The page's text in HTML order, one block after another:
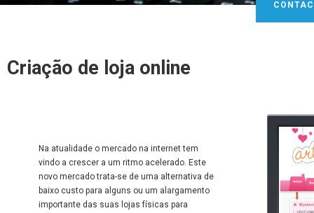
Criação de loja online
Na atualidade o mercado na internet tem
vindo a crescer a um ritmo acelerado. Este
novo mercado trata-se de uma alternativa de
baixo custo para alguns ou um alargamento
importante das suas lojas físicas para